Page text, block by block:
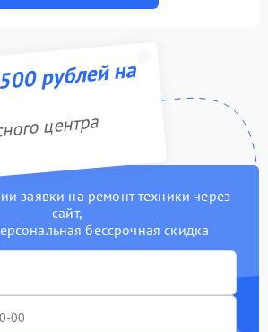
рублей на
центра
заявки на ремонт техники через
сайт,
бессрочная скидка